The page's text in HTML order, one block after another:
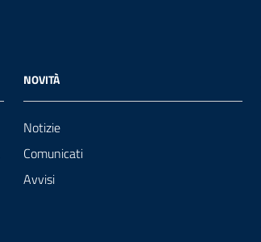
NOVITÀ
Notizie
Comunicati
Avvisi